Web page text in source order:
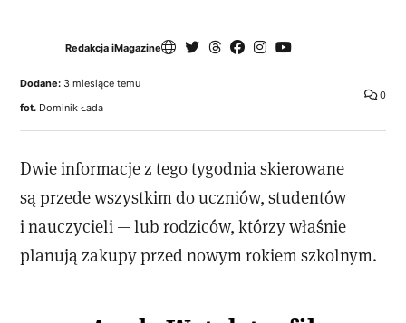
Redakcja iMagazine
0
Dodane: 3 miesiące temu
fot. Dominik Łada
Dwie informacje z tego tygodnia skierowane
są przede wszystkim do uczniów, studentów
i nauczycieli — lub rodziców, którzy właśnie
planują zakupy przed nowym rokiem szkolnym.